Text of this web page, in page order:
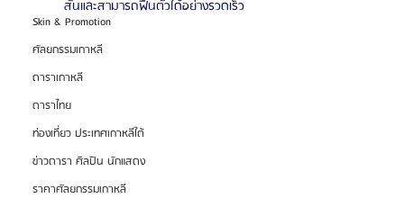
Skin & Promotion
ศัลยกรรมเกาหลี
ดาราเกาหลี
ดาราไทย
ท่องเที่ยว ประเทศเกาหลีใต้
ข่าวดารา ศิลปิน นักแสดง
ราคาศัลยกรรมเกาหลี
สั้นและสามารถฟื้นตัวได้อย่างรวดเร็ว